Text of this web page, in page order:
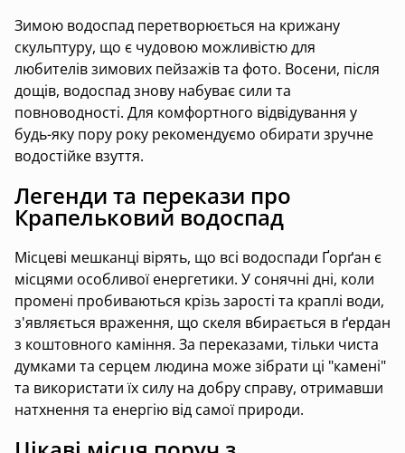
Зимою водоспад перетворюється на крижану
скульптуру, що є чудовою можливістю для
любителів зимових пейзажів та фото. Восени, після
дощів, водоспад знову набуває сили та
повноводності. Для комфортного відвідування у
будь-яку пору року рекомендуємо обирати зручне
водостійке взуття.
Легенди та перекази про
Крапельковий водоспад
Місцеві мешканці вірять, що всі водоспади Ґорґан є
місцями особливої енергетики. У сонячні дні, коли
промені пробиваються крізь зарості та краплі води,
з'являється враження, що скеля вбирається в ґердан
з коштовного каміння. За переказами, тільки чиста
думками та серцем людина може зібрати ці "камені"
та використати їх силу на добру справу, отримавши
натхнення та енергію від самої природи.